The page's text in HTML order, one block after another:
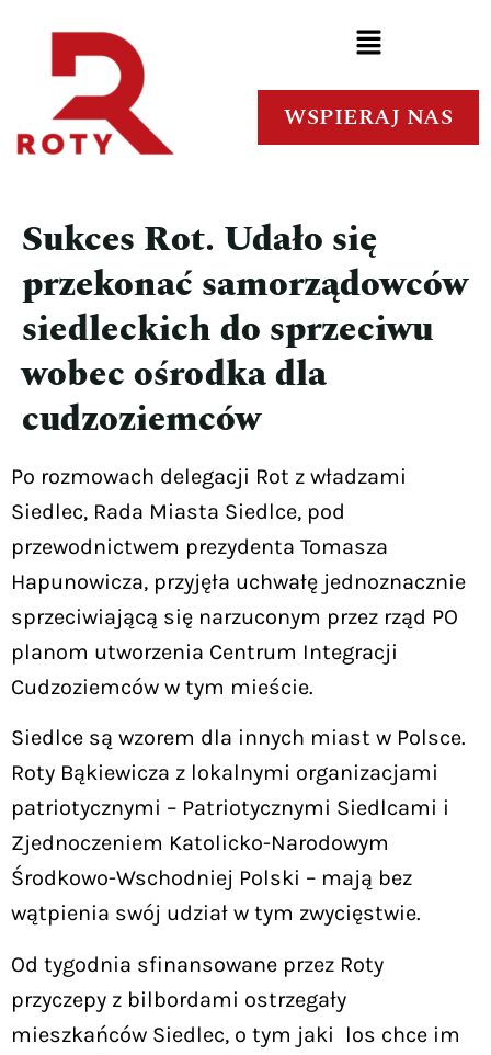
WSPIERAJ NAS
Sukces Rot. Udało się
przekonać samorządowców
siedleckich do sprzeciwu
wobec ośrodka dla
cudzoziemców
Po rozmowach delegacji Rot z władzami
Siedlec, Rada Miasta Siedlce, pod
przewodnictwem prezydenta Tomasza
Hapunowicza, przyjęła uchwałę jednoznacznie
sprzeciwiającą się narzuconym przez rząd PO
planom utworzenia Centrum Integracji
Cudzoziemców w tym mieście.
Siedlce są wzorem dla innych miast w Polsce.
Roty Bąkiewicza z lokalnymi organizacjami
patriotycznymi – Patriotycznymi Siedlcami i
Zjednoczeniem Katolicko-Narodowym
Środkowo-Wschodniej Polski – mają bez
wątpienia swój udział w tym zwycięstwie.
Od tygodnia sfinansowane przez Roty
przyczepy z bilbordami ostrzegały
mieszkańców Siedlec, o tym jaki los chce im